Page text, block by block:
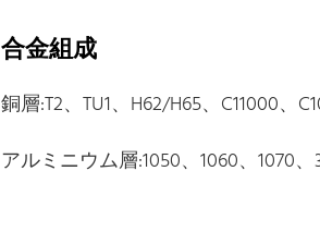
合金組成
銅層:T2、TU1、H62/H65、C11000、
アルミニウム層:1050、1060、1070、